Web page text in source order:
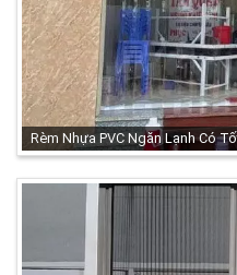
Rèm Nhựa PVC Ngăn Lạnh Có